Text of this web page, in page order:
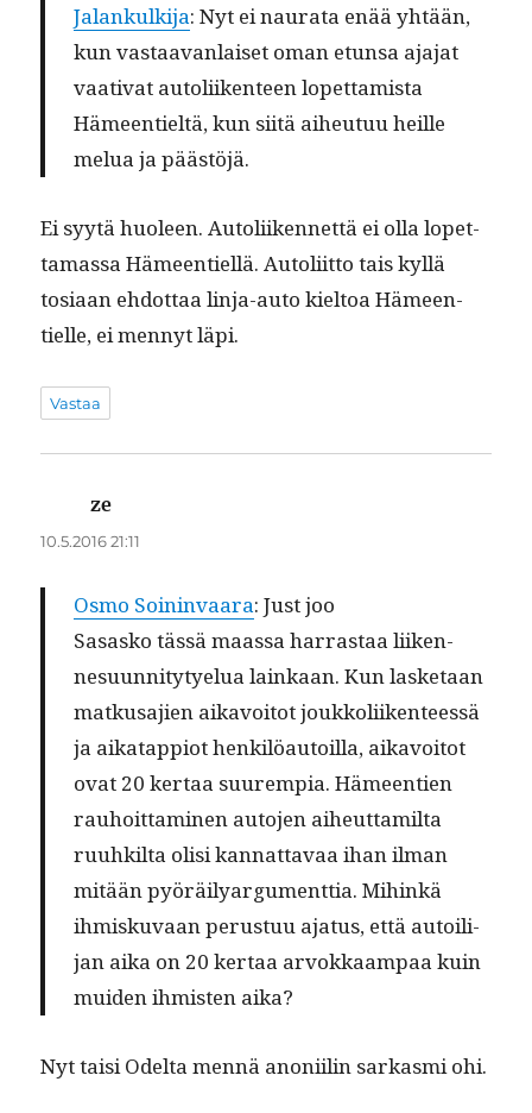
Jalankulk­i­ja: Nyt ei nau­ra­ta enää yhtään,
kun vas­taa­van­laiset oman etun­sa aja­jat
vaa­ti­vat autoli­iken­teen lopet­tamista
Hämeen­tieltä, kun siitä aiheutuu heille
melua ja päästöjä.
Ei syytä huoleen. Autoli­iken­net­tä ei olla lopet­
ta­mas­sa Hämeen­tiel­lä. Autoli­it­to tais kyl­lä
tosi­aan ehdot­taa lin­ja-auto kiel­toa Hämeen­
tielle, ei men­nyt läpi.
Vastaa
ze
10.5.2016 21:11
Osmo Soin­in­vaara: Just joo
Sasasko tässä maas­sa har­ras­taa liiken­
nesu­un­ni­ty­tyelua lainkaan. Kun las­ke­taan
matkusajien aikavoitot joukkoli­iken­teessä
ja aikat­ap­pi­ot henkilöau­toil­la, aikavoitot
ovat 20 ker­taa suurem­pia. Hämeen­tien
rauhoit­ta­mi­nen auto­jen aiheut­tamil­ta
ruuhk­il­ta olisi kan­nat­tavaa ihan ilman
mitään pyöräil­yargu­ment­tia. Mihinkä
ihmisku­vaan perus­tuu aja­tus, että autoil­i­
jan aika on 20 ker­taa arvokkaam­paa kuin
muiden ihmis­ten aika?
Nyt taisi Odelta men­nä anon­i­ilin sarkas­mi ohi.